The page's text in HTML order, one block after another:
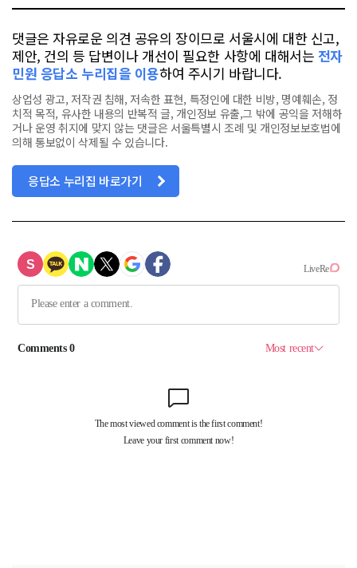
댓글은 자유로운 의견 공유의 장이므로 서울시에 대한 신고,
제안, 건의 등 답변이나 개선이 필요한 사항에 대해서는 전자
민원 응답소 누리집을 이용하여 주시기 바랍니다.
상업성 광고, 저작권 침해, 저속한 표현, 특정인에 대한 비방, 명예훼손, 정
치적 목적, 유사한 내용의 반복적 글, 개인정보 유출,그 밖에 공익을 저해하
거나 운영 취지에 맞지 않는 댓글은 서울특별시 조례 및 개인정보보호법에
의해 통보없이 삭제될 수 있습니다.
응답소 누리집 바로가기